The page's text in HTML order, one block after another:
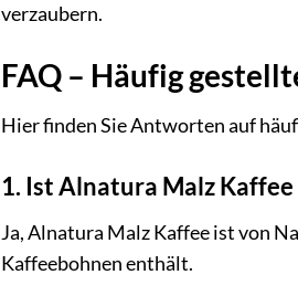
verzaubern.
FAQ – Häufig
Hier finden Sie Antworten auf
1. Ist Alnatura Malz
Ja, Alnatura Malz Kaffee ist von
Kaffeebohnen enthält.